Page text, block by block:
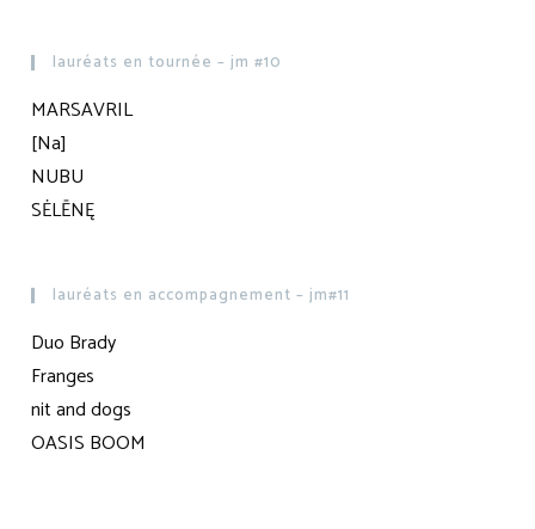
lauréats en tournée – jm #10
MARSAVRIL
[Na]
NUBU
SĖLĒNĘ
lauréats en accompagnement – jm#11
Duo Brady
Franges
nit and dogs
OASIS BOOM